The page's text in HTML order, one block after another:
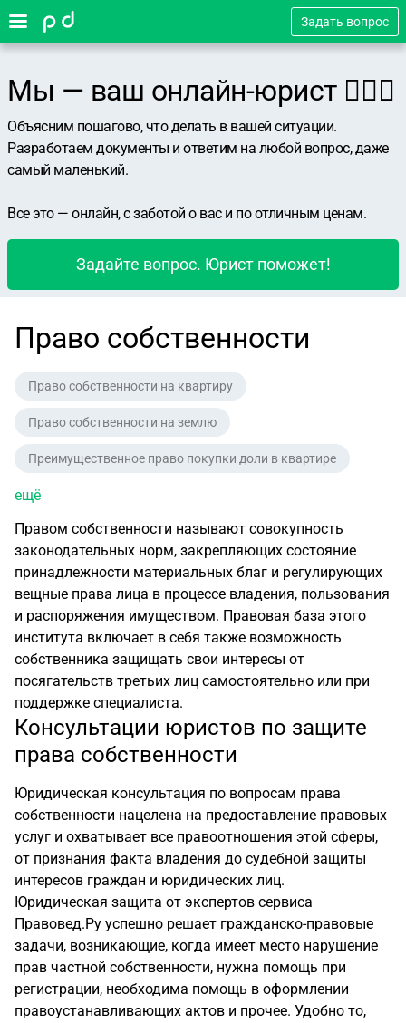
Задать вопрос
Мы — ваш онлайн-юрист 👨🏻‍⚖️
Объясним пошагово, что делать в вашей ситуации.
Разработаем документы и ответим на любой вопрос, даже
самый маленький.
Все это — онлайн, с заботой о вас и по отличным ценам.
Задайте вопрос. Юрист поможет!
Право собственности
Право собственности на квартиру
Право собственности на землю
Преимущественное право покупки доли в квартире
ещё
Правом собственности называют совокупность
законодательных норм, закрепляющих состояние
принадлежности материальных благ и регулирующих
вещные права лица в процессе владения, пользования
и распоряжения имуществом. Правовая база этого
института включает в себя также возможность
собственника защищать свои интересы от
посягательств третьих лиц самостоятельно или при
поддержке специалиста.
Консультации юристов по защите
права собственности
Юридическая консультация по вопросам права
собственности нацелена на предоставление правовых
услуг и охватывает все правоотношения этой сферы,
от признания факта владения до судебной защиты
интересов граждан и юридических лиц.
Юридическая защита от экспертов сервиса
Правовед.Ру успешно решает гражданско-правовые
задачи, возникающие, когда имеет место нарушение
прав частной собственности, нужна помощь при
регистрации, необходима помощь в оформлении
правоустанавливающих актов и прочее. Удобно то,